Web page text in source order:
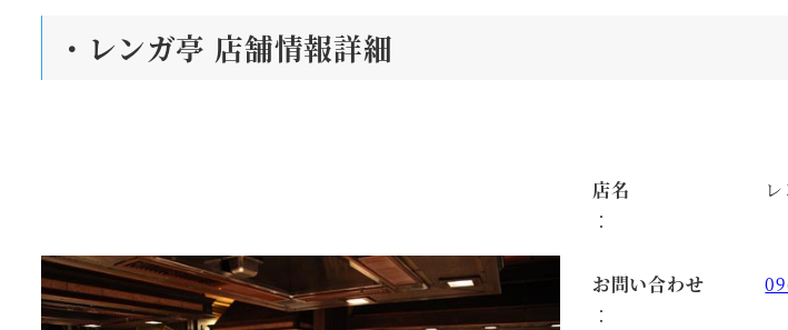
・レンガ亭 店舗情報詳細
店名
：
お問い合わせ
：